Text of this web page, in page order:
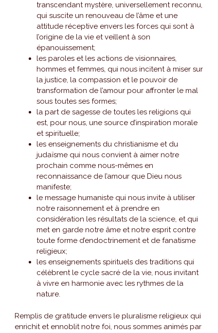
transcendant mystère, universellement reconnu,
qui suscite un renouveau de l’âme et une
attitude réceptive envers les forces qui sont à
l’origine de la vie et veillent à son
épanouissement;
les paroles et les actions de visionnaires,
hommes et femmes, qui nous incitent à miser sur
la justice, la compassion et le pouvoir de
transformation de l’amour pour affronter le mal
sous toutes ses formes;
la part de sagesse de toutes les religions qui
est, pour nous, une source d’inspiration morale
et spirituelle;
les enseignements du christianisme et du
judaïsme qui nous convient à aimer notre
prochain comme nous-mêmes en
reconnaissance de l’amour que Dieu nous
manifeste;
le message humaniste qui nous invite à utiliser
notre raisonnement et à prendre en
considération les résultats de la science, et qui
met en garde notre âme et notre esprit contre
toute forme d’endoctrinement et de fanatisme
religieux;
les enseignements spirituels des traditions qui
célèbrent le cycle sacré de la vie, nous invitant
à vivre en harmonie avec les rythmes de la
nature.
Remplis de gratitude envers le pluralisme religieux qui
enrichit et ennoblit notre foi, nous sommes animés par